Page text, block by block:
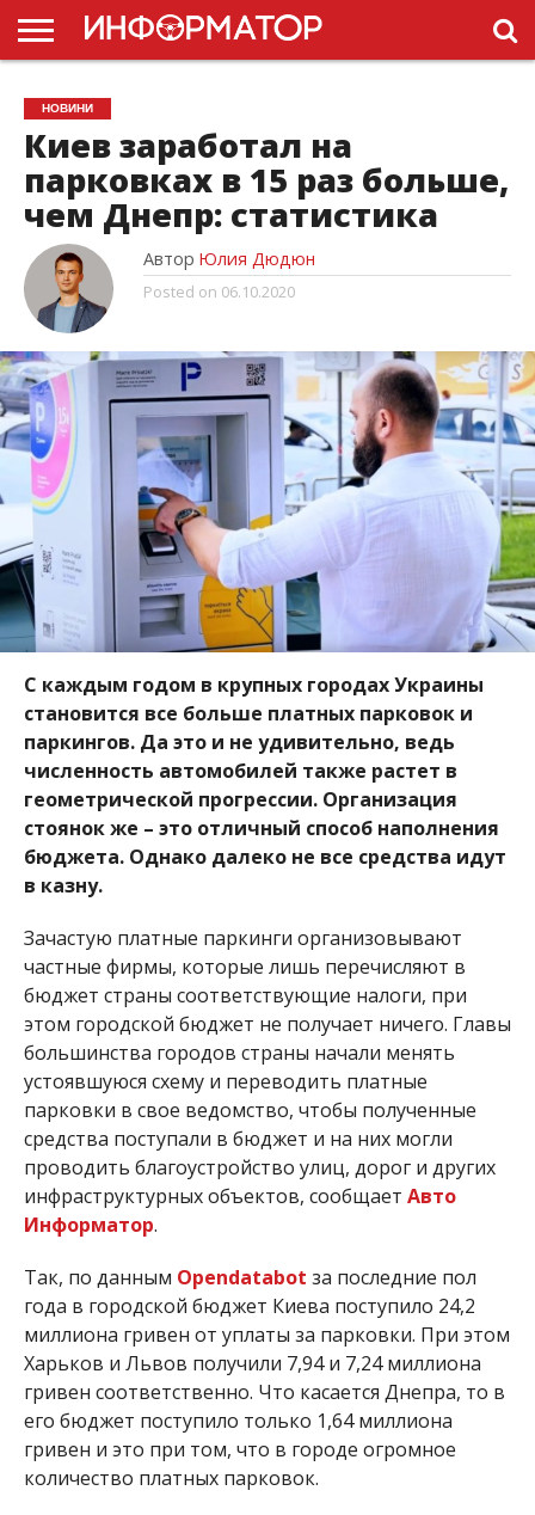
ГОЛОВНА
НОВИНИ
ПДР
УКРАЇНИ
РЕКЛАМА
ПРОЕКТЫ
НОВИНИ
Киев заработал на
парковках в 15 раз больше,
чем Днепр: статистика
Автор Юлия Дюдюн
Posted on 06.10.2020
С каждым годом в крупных городах Украины
становится все больше платных парковок и
паркингов. Да это и не удивительно, ведь
численность автомобилей также растет в
геометрической прогрессии. Организация
стоянок же – это отличный способ наполнения
бюджета. Однако далеко не все средства идут
в казну.
Зачастую платные паркинги организовывают
частные фирмы, которые лишь перечисляют в
бюджет страны соответствующие налоги, при
этом городской бюджет не получает ничего. Главы
большинства городов страны начали менять
устоявшуюся схему и переводить платные
парковки в свое ведомство, чтобы полученные
средства поступали в бюджет и на них могли
проводить благоустройство улиц, дорог и других
инфраструктурных объектов, сообщает Авто
Информатор.
Так, по данным Opendatabot за последние пол
года в городской бюджет Киева поступило 24,2
миллиона гривен от уплаты за парковки. При этом
Харьков и Львов получили 7,94 и 7,24 миллиона
гривен соответственно. Что касается Днепра, то в
его бюджет поступило только 1,64 миллиона
гривен и это при том, что в городе огромное
количество платных парковок.